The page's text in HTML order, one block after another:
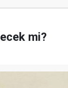
mi?